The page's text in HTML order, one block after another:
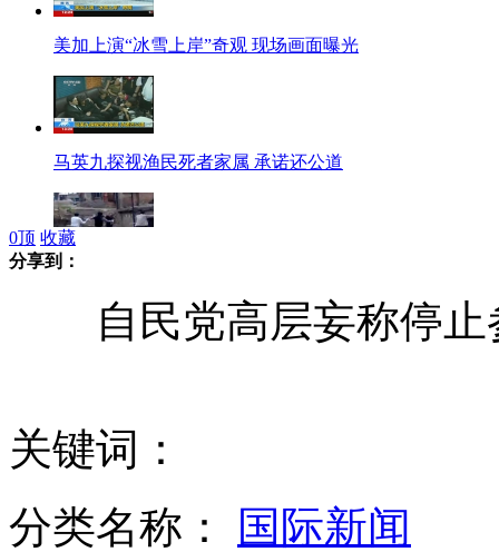
美加上演“冰雪上岸”奇观 现场画面曝光
马英九探视渔民死者家属 承诺还公道
警察勇擒持刀歹徒 现场火爆激烈
菲总统回应射杀台渔民事件：不了解详细情况
0顶 收藏
分享到：
自民党高层妄称停止
关键词：
分类名称：
国际新闻